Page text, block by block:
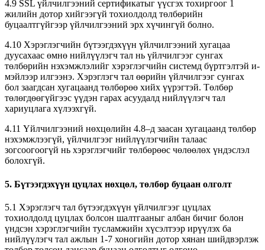
4.9 SSL үйлчилгээний сертификатыг үүсгэх тохиргоог 1
жилийн дотор хийгээгүй тохиолдолд төлбөрийн
буцаалтгүйгээр үйлчилгээний эрх хүчингүй болно.
4.10 Хэрэглэгчийн бүтээгдэхүүн үйлчилгээний хугацаа
дуусахаас өмнө нийлүүлэгч тал нь үйлчилгээг сунгах
төлбөрийн нэхэмжлэлийг хэрэглэгчийн системд бүртгэлтэй и-
мэйлээр илгээнэ. Хэрэглэгч тал өөрийн үйлчилгээг сунгах
бол заагдсан хугацаанд төлбөрөө хийх үүрэгтэй. Төлбөр
төлөгдөөгүйгээс үүдэн гарах асуудалд нийлүүлэгч тал
хариуцлага хүлээхгүй.
4.11 Үйлчилгээний нөхцөлийн 4.8–д заасан хугацаанд төлбөр
нэхэмжлээгүй, үйлчилгээг нийлүүлэгчийн талаас
зогсоогоогүй нь хэрэглэгчийг төлбөрөөс чөлөөлөх үндэслэл
болохгүй.
5. Бүтээгдэхүүн цуцлах нөхцөл, төлбөр буцаан олголт
5.1 Хэрэглэгч тал бүтээгдэхүүн үйлчилгээг цуцлах
тохиолдолд цуцлах болсон шалтгааныг албан бичиг болон
үндсэн хэрэглэгчийн тусламжийн хүсэлтээр ирүүлэх ба
нийлүүлэгч тал ажлын 1-7 хоногийн дотор хянан шийдвэрлэж